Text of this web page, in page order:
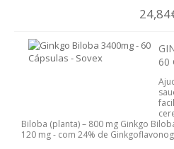
CIRCULAÇÃO
MEMÓRIA E
MENOPAUSA
60
Biloba (planta) – 800 mg Ginkgo
120 mg - com 24% de